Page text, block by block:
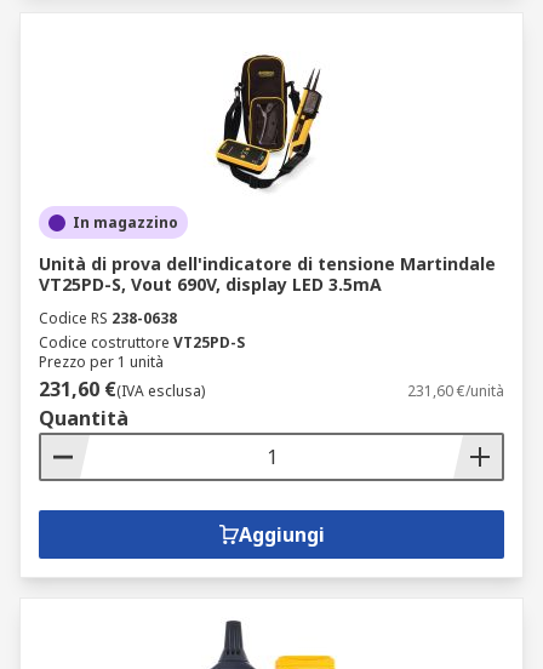
In magazzino
Unità di prova dell'indicatore di tensione Martindale
VT25PD-S, Vout 690V, display LED 3.5mA
Codice RS 238-0638
Codice costruttore VT25PD-S
Prezzo per 1 unità
231,60 €(IVA esclusa) 231,60 €/unità
Quantità
Aggiungi